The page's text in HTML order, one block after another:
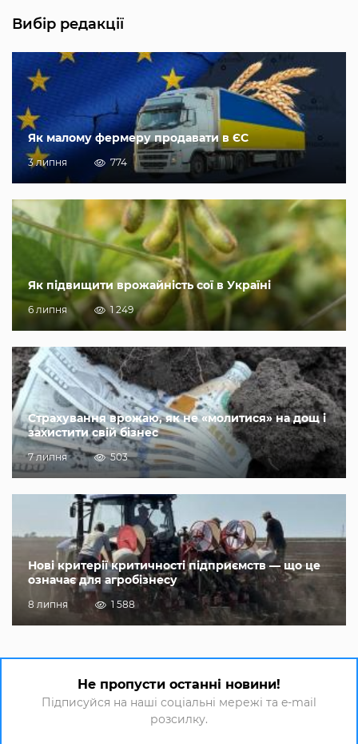
Вибір редакції
Як малому фермеру продавати в ЄС
3 липня 774
Як підвищити врожайність сої в Україні
6 липня 1 249
Страхування врожаю, як не «молитися» на дощ і
захистити свій бізнес
7 липня 503
Нові критерії критичності підприємств — що це
означає для агробізнесу
8 липня 1 588
Не пропусти останні новини!
Підписуйся на наші соціальні мережі та e-mail
розсилку.